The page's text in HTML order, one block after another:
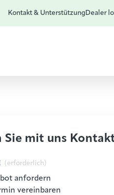
Kontakt & UnterstützungDealer
Sie mit uns
(erforderlich)
anfordern
vereinbaren